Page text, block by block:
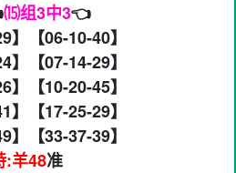
⒂组3中3👈
】【06-10-40】
】【07-14-29】
】【10-20-45】
】【17-25-29】
】【33-37-39】
:羊48准